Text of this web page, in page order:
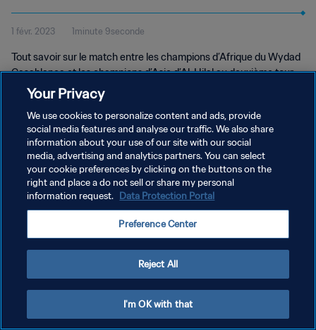
Clubs de la FIFA, Maroc 2022™
1 févr. 2023 1minute 9seconde
Tout savoir sur le match entre les champions d’Afrique du Wydad
Casablanca et les champions d’Asie d’Al-Hilal au deuxième tour
de la Coupe du Monde des Clubs de la FIFA, Maroc 2022™.
POLITIQUE DE CONFIDENTIALITÉ
CONDITIONS D'UTILISATION
GÉRER VOS PRÉFÉRENCES SUR LES COOKIES
Your Privacy
We use cookies to personalize content and ads, provide
social media features and analyse our traffic. We also share
information about your use of our site with our social
media, advertising and analytics partners. You can select
your cookie preferences by clicking on the buttons on the
right and place a do not sell or share my personal
information request. Data Protection Portal
Preference Center
Reject All
I'm OK with that